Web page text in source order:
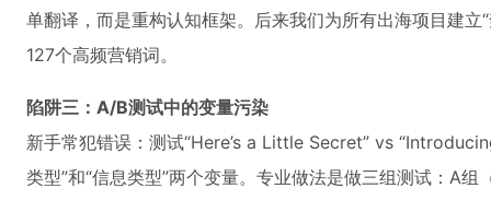
单翻译，而是重构认知框架。后来我们为所有出海项目建立
127个高频营销词。
陷阱三：A/B测试中的变量污染
新手常犯错误：测试“Here’s a Little Secret” vs
类型”和“信息类型”两个变量。专业做法是做三组测试：A